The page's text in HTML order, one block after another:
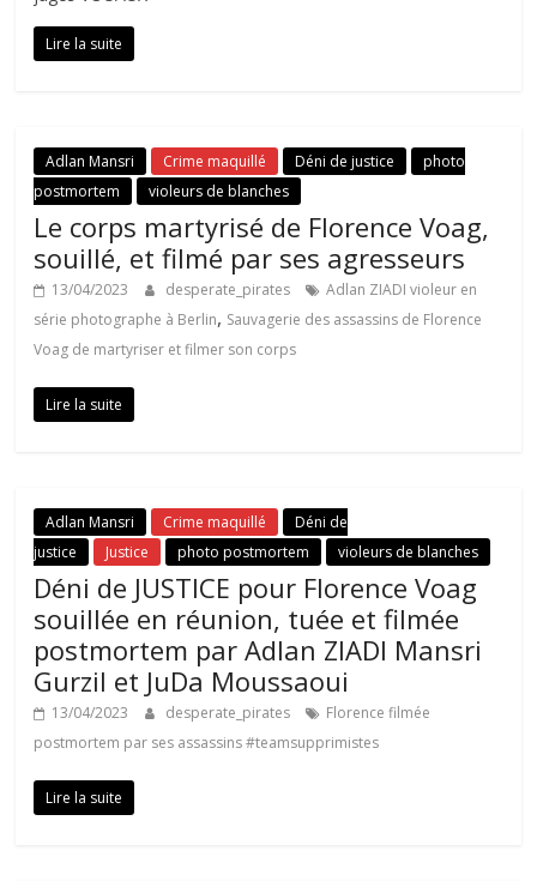
Lire la suite
Adlan Mansri Crime maquillé Déni de justice
photo
postmortem
violeurs de blanches
Le corps martyrisé de Florence Voag,
souillé, et filmé par ses agresseurs
13/04/2023 desperate_pirates
Adlan ZIADI violeur en
série photographe à Berlin, Sauvagerie des assassins de Florence
Voag de martyriser et filmer son corps
Lire la suite
Adlan Mansri Crime maquillé
Déni de
justice
Justice photo postmortem violeurs de blanches
Déni de JUSTICE pour Florence Voag
souillée en réunion, tuée et filmée
postmortem par Adlan ZIADI Mansri
Gurzil et JuDa Moussaoui
13/04/2023 desperate_pirates
Florence filmée
postmortem par ses assassins #teamsupprimistes
Lire la suite